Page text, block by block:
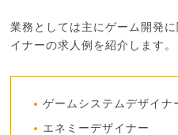
業務としては主にゲーム開発
イナーの求人例を紹介します。
ゲームシステムデザイナ
エネミーデザイナー